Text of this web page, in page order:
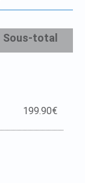
Sous-total
199.90€